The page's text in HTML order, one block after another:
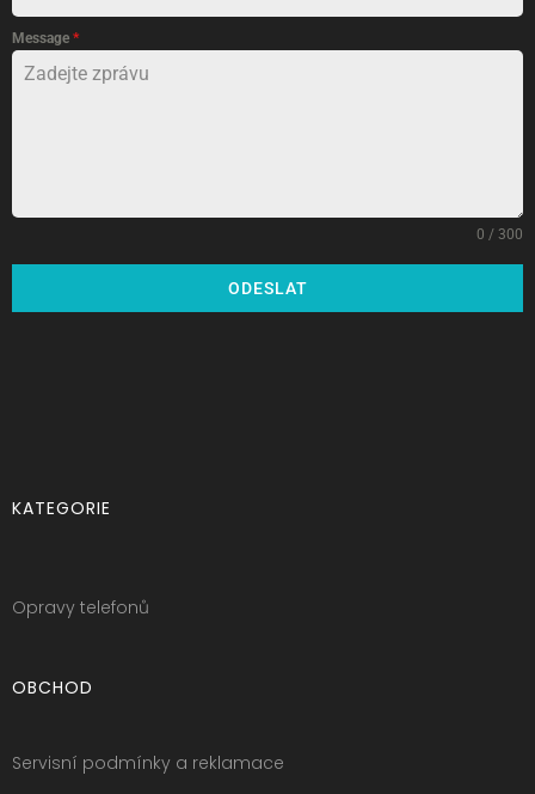
Message *
0 / 300
ODESLAT
KATEGORIE
Opravy telefonů
OBCHOD
Servisní podmínky a reklamace